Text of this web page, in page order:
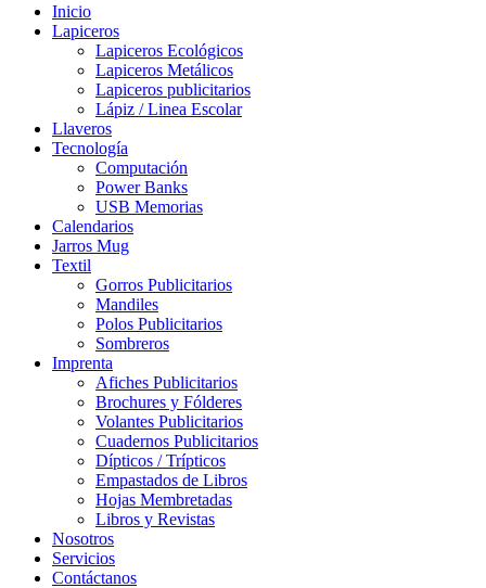
Inicio
Lapiceros
Lapiceros Ecológicos
Lapiceros Metálicos
Lapiceros publicitarios
Lápiz / Linea Escolar
Llaveros
Tecnología
Computación
Power Banks
USB Memorias
Calendarios
Jarros Mug
Textil
Gorros Publicitarios
Mandiles
Polos Publicitarios
Sombreros
Imprenta
Afiches Publicitarios
Brochures y Fólderes
Volantes Publicitarios
Cuadernos Publicitarios
Dípticos / Trípticos
Empastados de Libros
Hojas Membretadas
Libros y Revistas
Nosotros
Servicios
Contáctanos